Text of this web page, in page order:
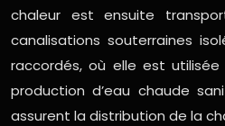
chaleur est ensuite
canalisations souterraines
raccordés, où elle est
production d’eau chaude
assurent la distribution de la